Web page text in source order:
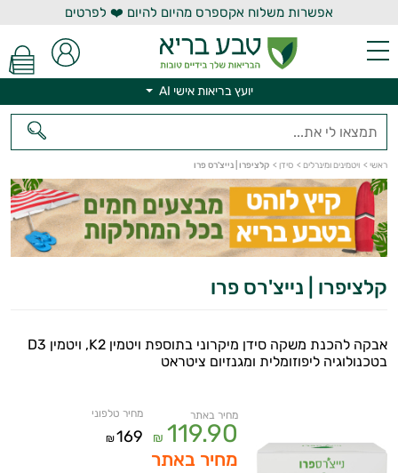
אפשרות משלוח אקספרס מהיום להיום ❤️ לפרטים
יועץ בריאות אישי AI
ראשי > ויטמינים ומינרלים > סידן > קלציפרו | נייצ'רס פרו
קלציפרו | נייצ'רס פרו
אבקה להכנת משקה סידן מיקרוני בתוספת ויטמין K2, ויטמין D3
בטכנולוגיה ליפוזומלית ומגנזיום ציטראט
מחיר באתר
119.90
₪
מחיר טלפוני
169
₪
מחיר באתר
יועץ בריאות אישי AI